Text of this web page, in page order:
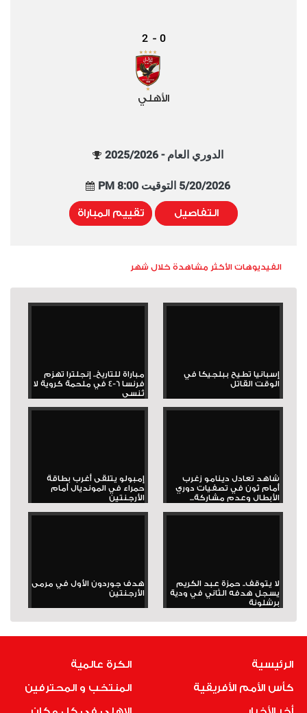
0
-
2
الأهلي
الدوري العام - 2025/2026
5/20/2026 التوقيت 8:00 PM
التفاصيل تقييم المباراة
الفيديوهات الأكثر مشاهدة خلال شهر
إسبانيا تطيح ببلجيكا في
الوقت القاتل
مباراة للتاريخ.. إنجلترا تهزم
فرنسا 6-4 في ملحمة كروية لا
تُنسى
شاهد تعادل دينامو زغرب
أمام ثون في تصفيات دوري
الأبطال وعدم مشاركة...
إمبولو يتلقى أغرب بطاقة
حمراء في المونديال أمام
الأرجنتين
لا يتوقف.. حمزة عبد الكريم
يسجل هدفه الثاني في ودية
برشلونة
هدف جوردون الأول في مرمى
الأرجنتين
الرئيسية
كأس الأمم الأفريقية
الكرة عالمية
المنتخب و المحترفين